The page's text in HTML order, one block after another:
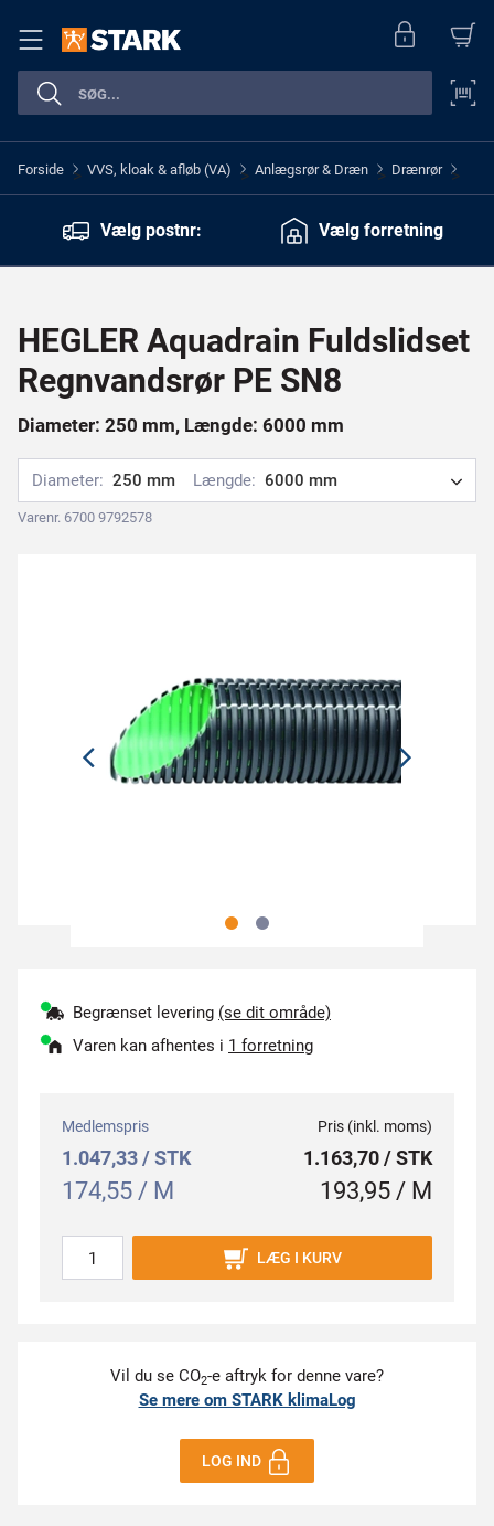
Forside > VVS, kloak & afløb (VA) > Anlægsrør & Dræn > Drænrør >
Vælg postnr: Vælg forretning
HEGLER Aquadrain Fuldslidset
Regnvandsrør PE SN8
Diameter: 250 mm, Længde: 6000 mm
Diameter: 250 mm Længde: 6000 mm
Varenr. 6700 9792578
Begrænset levering (se dit område)
Varen kan afhentes i 1 forretning
Medlemspris
1.047,33 / STK
174,55 / M
Pris (inkl. moms)
1.163,70 / STK
193,95 / M
LÆG I KURV
Vil du se CO2-e aftryk for denne vare?
Se mere om STARK klimaLog
LOG IND